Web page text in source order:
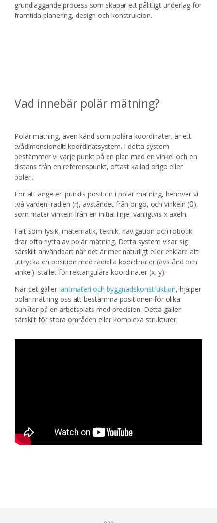
grundläggande process som skapar ett pålitligt underlag för
framtida planering, design och konstruktion.
Vad innebär polär mätning?
Polär mätning, även känd som polära koordinater, är ett
tvådimensionellt koordinatsystem. I detta system
bestämmer vi varje punkt på en plan med en vinkel och en
distans från en referenspunkt, oftast kallad origo eller
polen.
För att ange en punkts position i polär mätning, behöver vi
två värden: radien (r), avståndet från origo, och vinkeln (θ),
som mäter vinkeln från en initial linje, vanligtvis x-axeln.
Fält som fysik, matematik, teknik, navigation och robotik
drar ofta nytta av polär mätning. Detta system visar sig
särskilt användbart när det är mer naturligt eller enklare att
uttrycka en position med radiella koordinater (avstånd och
vinkel) istället för rektangulära koordinater (x, y).
När det gäller lantmäteri och byggnadskonstruktion, hjälper
polär mätning oss att bestämma positionen för olika
punkter på en arbetsplats med precision. Detta gäller
särskilt för stora områden eller komplexa strukturer.